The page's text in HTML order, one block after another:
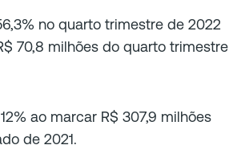
no quarto trimestre de 2022
70,8 milhões do quarto trimestre
ao marcar R$ 307,9 milhões
de 2021.